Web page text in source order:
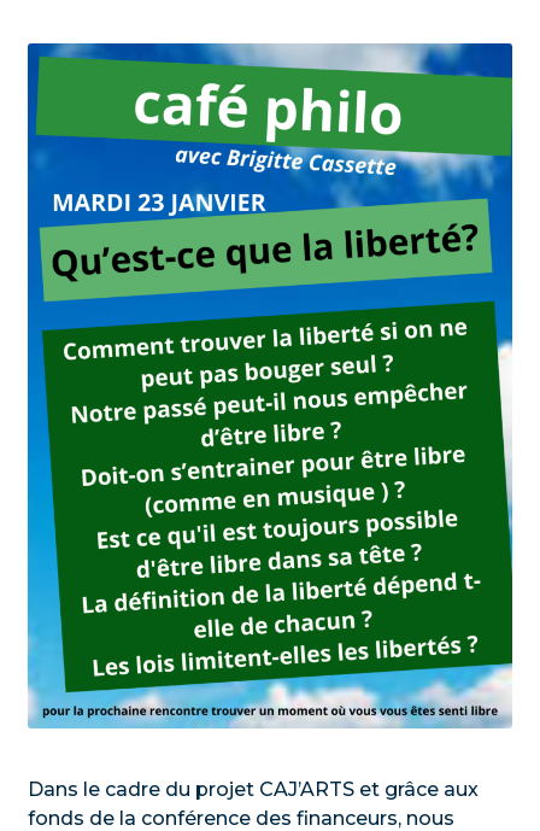
Dans le cadre du projet CAJ’ARTS et grâce aux
fonds de la conférence des financeurs, nous